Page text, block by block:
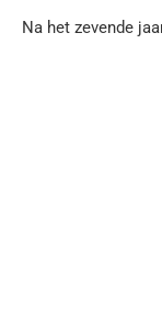
Na het zevende